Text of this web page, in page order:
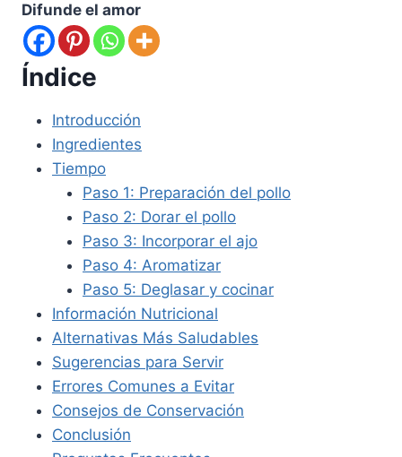
Difunde el amor
Índice
Introducción
Ingredientes
Tiempo
Paso 1: Preparación del pollo
Paso 2: Dorar el pollo
Paso 3: Incorporar el ajo
Paso 4: Aromatizar
Paso 5: Deglasar y cocinar
Información Nutricional
Alternativas Más Saludables
Sugerencias para Servir
Errores Comunes a Evitar
Consejos de Conservación
Conclusión